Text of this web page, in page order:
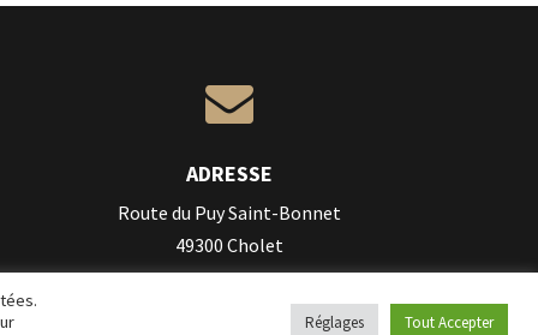

ADRESSE
Route du Puy Saint-Bonnet
49300 Cholet
Réglages Tout Accepter